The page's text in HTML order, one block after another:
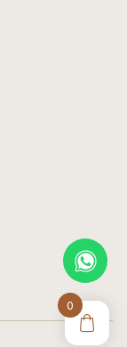
0